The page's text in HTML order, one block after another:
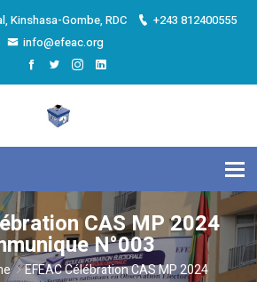
Kinshasa-Gombe, RDC
+243 812400555
info@efeac.org
CAS MP 2024
N°003
EFEAC Célébration CAS MP 2024